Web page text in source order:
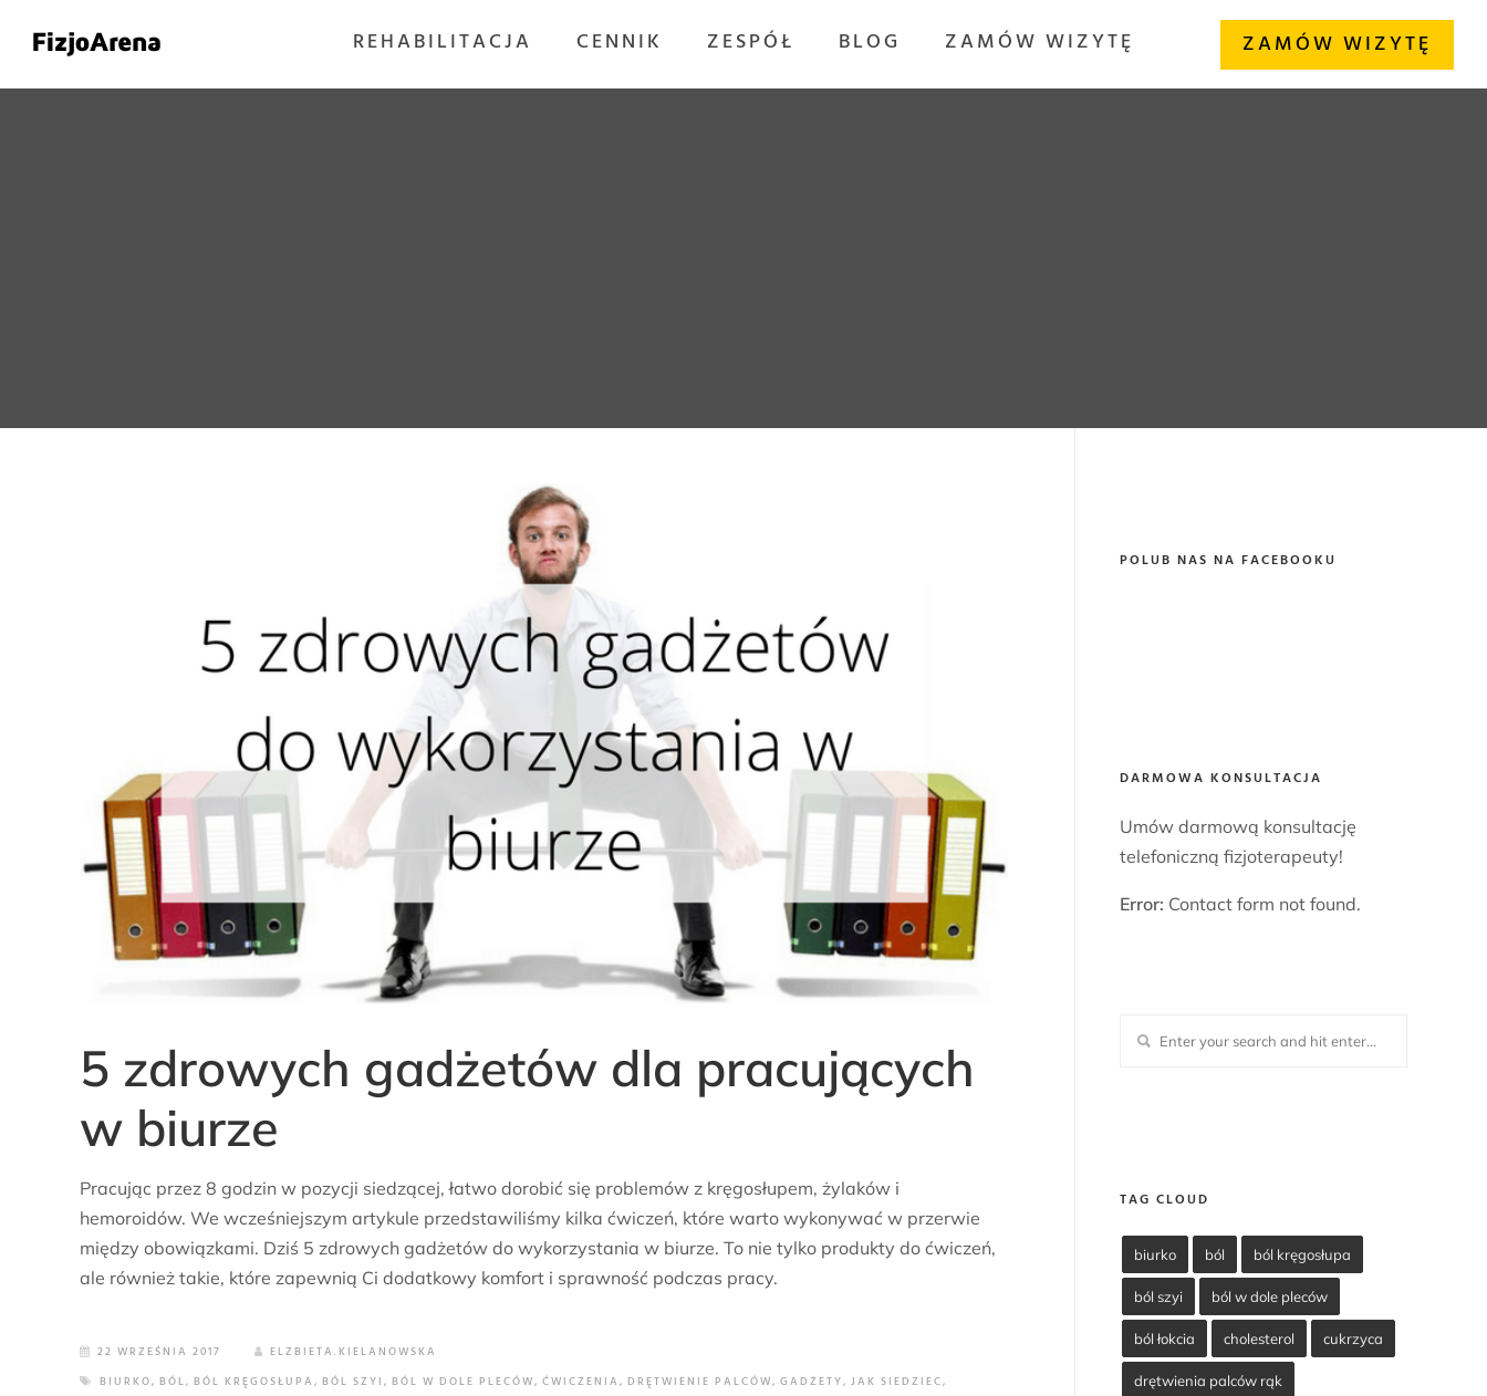
REHABILITACJA CENNIK ZESPÓŁ BLOG ZAMÓW WIZYTĘ ZAMÓW WIZYTĘ
5 zdrowych gadżetów dla pracujących
w biurze
Pracując przez 8 godzin w pozycji siedzącej, łatwo dorobić się problemów z kręgosłupem, żylaków i
hemoroidów. We wcześniejszym artykule przedstawiliśmy kilka ćwiczeń, które warto wykonywać w przerwie
między obowiązkami. Dziś 5 zdrowych gadżetów do wykorzystania w biurze. To nie tylko produkty do ćwiczeń,
ale również takie, które zapewnią Ci dodatkowy komfort i sprawność podczas pracy.
22 WRZEŚNIA 2017
ELZBIETA.KIELANOWSKA
BIURKO, BÓL, BÓL KRĘGOSŁUPA, BÓL SZYI, BÓL W DOLE PLECÓW, ĆWICZENIA, DRĘTWIENIE PALCÓW, GADŻETY, JAK SIEDZIEC,
POLUB NAS NA FACEBOOKU
DARMOWA KONSULTACJA
Umów darmową konsultację
telefoniczną fizjoterapeuty!
Error: Contact form not found.
TAG CLOUD
biurko ból ból kręgosłupa
ból szyi ból w dole pleców
ból łokcia cholesterol cukrzyca
drętwienia palców rąk